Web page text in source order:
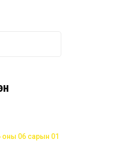
оны 06 сарын 01